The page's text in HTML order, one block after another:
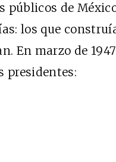
públicos de
los que
En marzo de
presidentes: